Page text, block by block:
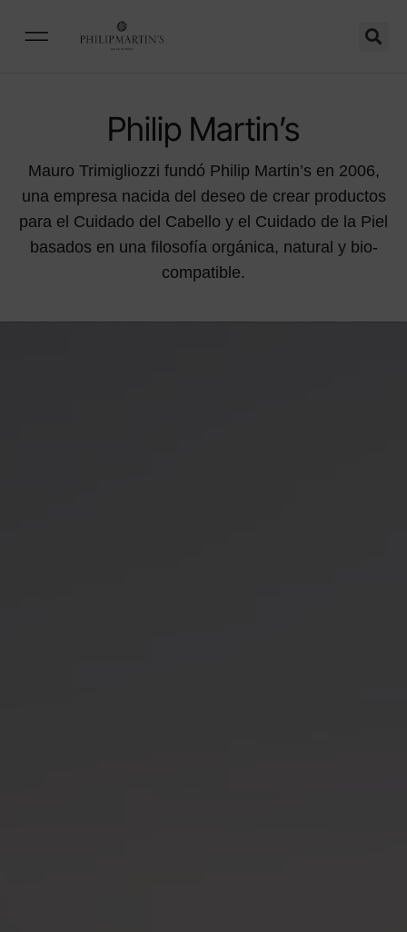
Philip Martin’s
Mauro Trimigliozzi fundó Philip Martin’s en 2006,
una empresa nacida del deseo de crear productos
para el Cuidado del Cabello y el Cuidado de la Piel
basados en una filosofía orgánica, natural y bio-
compatible.